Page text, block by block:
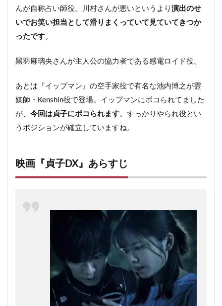
んが自称占い師役。川村さんが悪いというより 演出のせ
いでお笑い担当として滑りまくっていて見ていてきつか
ったです。
⿊⽻⿇璃央さんが主人公の協⼒者である感電ロイド役。
あとは『イップマン』の空手家役で有名な池内博之が霊
媒師・Kenshin役で登場。イップマンにボコられてました
が、 今回は貞子にボコられます。すっかりやられ役とい
うポジションが確立していますね。
映画『貞子DX』あらすじ